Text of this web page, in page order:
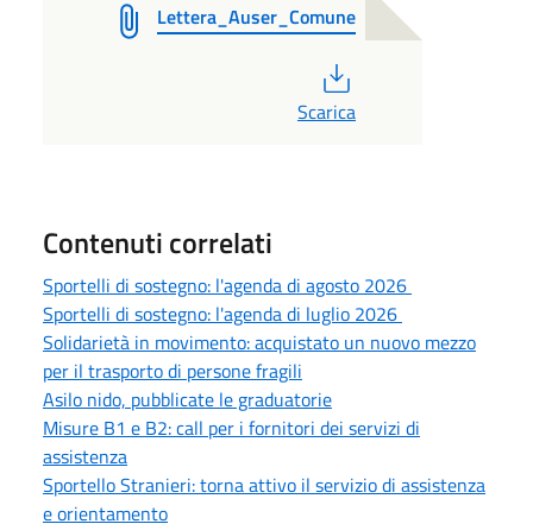
Lettera_Auser_Comune
Scarica
Contenuti correlati
Sportelli di sostegno: l'agenda di agosto 2026
Sportelli di sostegno: l'agenda di luglio 2026
Solidarietà in movimento: acquistato un nuovo mezzo
per il trasporto di persone fragili
Asilo nido, pubblicate le graduatorie
Misure B1 e B2: call per i fornitori dei servizi di
assistenza
Sportello Stranieri: torna attivo il servizio di assistenza
e orientamento